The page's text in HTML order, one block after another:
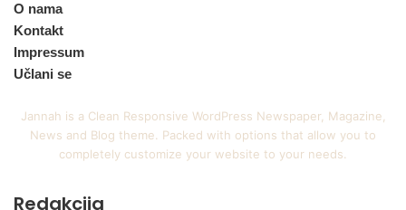
O nama
Kontakt
Impressum
Učlani se
Jannah is a Clean Responsive WordPress Newspaper, Magazine,
News and Blog theme. Packed with options that allow you to
completely customize your website to your needs.
Redakcija